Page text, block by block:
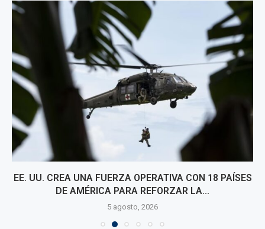
EE. UU. CREA UNA FUERZA OPERATIVA CON 18 PAÍSES
DE AMÉRICA PARA REFORZAR LA...
5 agosto, 2026